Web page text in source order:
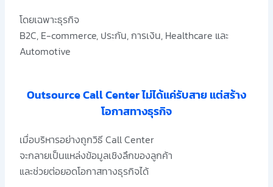
โดยเฉพาะธุรกิจ
B2C, E-commerce, ประกัน, การเงิน, Healthcare และ
Automotive
Outsource Call Center ไม่ได้แค่รับสาย แต่สร้าง
โอกาสทางธุรกิจ
เมื่อบริหารอย่างถูกวิธี Call Center
จะกลายเป็นแหล่งข้อมูลเชิงลึกของลูกค้า
และช่วยต่อยอดโอกาสทางธุรกิจได้